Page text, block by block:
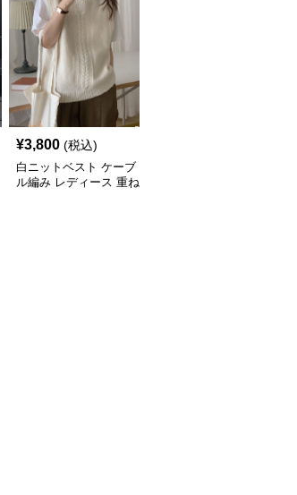
¥3,800 (税込)
白ニットベスト ケーブ
ル編み レディース 重ね